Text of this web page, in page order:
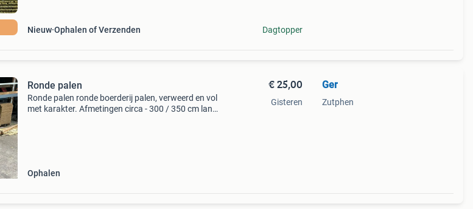
Nieuw Ophalen of Verzenden Dagtopper
Ronde palen
Ronde palen ronde boerderij palen, verweerd en vol
met karakter. Afmetingen circa - 300 / 350 cm lang
Ophalen
€ 25,00
Gisteren
Ger
Zutphen